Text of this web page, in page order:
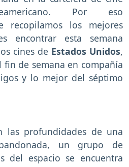
Por eso
recopilamos los mejores
encontrar esta semana
cines de Estados Unidos,
de semana en compañía
y lo mejor del séptimo
las profundidades de una
un grupo de
del espacio se encuentra